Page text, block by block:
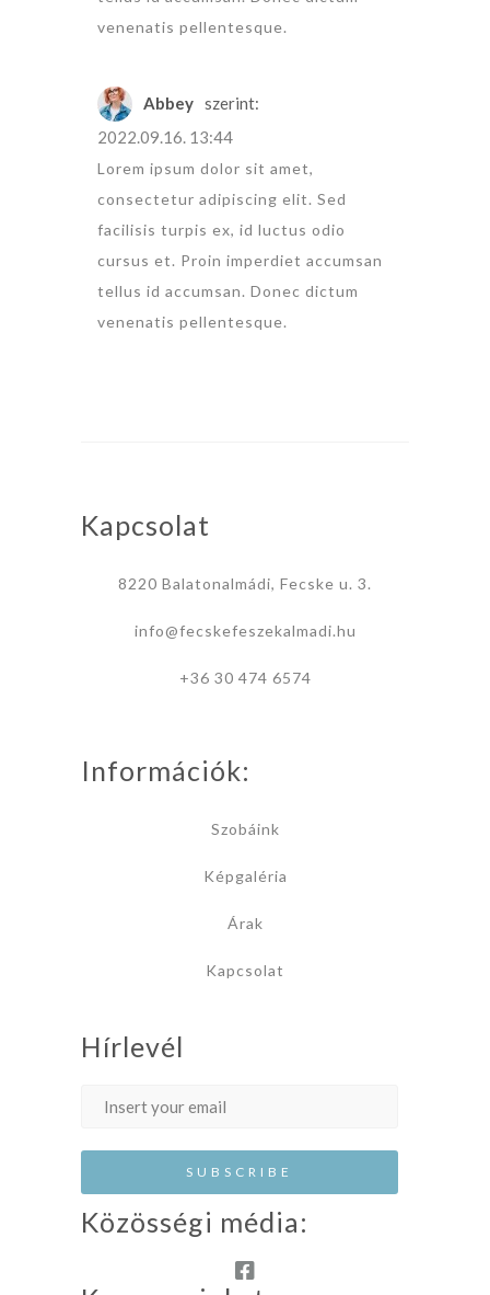
venenatis pellentesque.
Abbey szerint:
2022.09.16. 13:44
Lorem ipsum dolor sit amet,
consectetur adipiscing elit. Sed
facilisis turpis ex, id luctus odio
cursus et. Proin imperdiet accumsan
tellus id accumsan. Donec dictum
venenatis pellentesque.
Kapcsolat
8220 Balatonalmádi, Fecske u. 3.
info@fecskefeszekalmadi.hu
+36 30 474 6574
Információk:
Szobáink
Képgaléria
Árak
Kapcsolat
Hírlevél
Közösségi média: